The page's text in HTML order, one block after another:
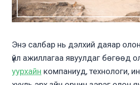
Энэ салбар нь дэлхий даяар
үйл ажиллагаа явуулдаг бөгөөд
уурхайн компаниуд, технологи,